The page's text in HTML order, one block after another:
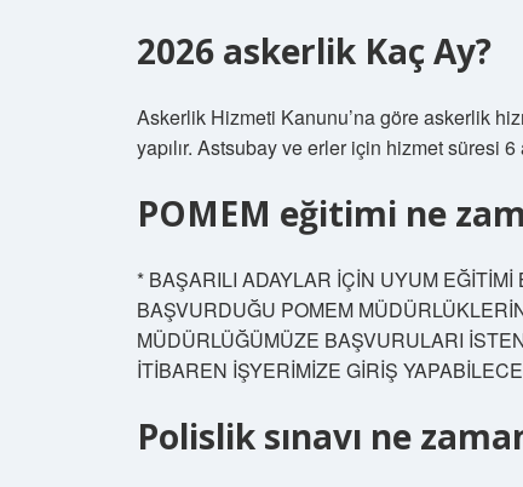
2026 askerlik Kaç Ay?
Askerlik Hizmeti Kanunu’na göre askerlik
yapılır. Astsubay ve erler için hizmet süresi
POMEM eğitimi ne
* BAŞARILI ADAYLAR İÇİN UYUM
BAŞVURDUĞU POMEM
MÜDÜRLÜĞÜMÜZE BAŞVURULARI
İTİBAREN İŞYERİMİZE GİRİŞ
Polislik sınavı ne